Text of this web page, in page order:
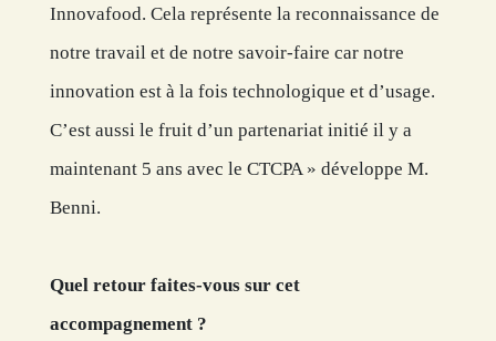
Innovafood. Cela représente la reconnaissance de
notre travail et de notre savoir-faire car notre
innovation est à la fois technologique et d’usage.
C’est aussi le fruit d’un partenariat initié il y a
maintenant 5 ans avec le CTCPA » développe M.
Benni.
Quel retour faites-vous sur cet
accompagnement ?